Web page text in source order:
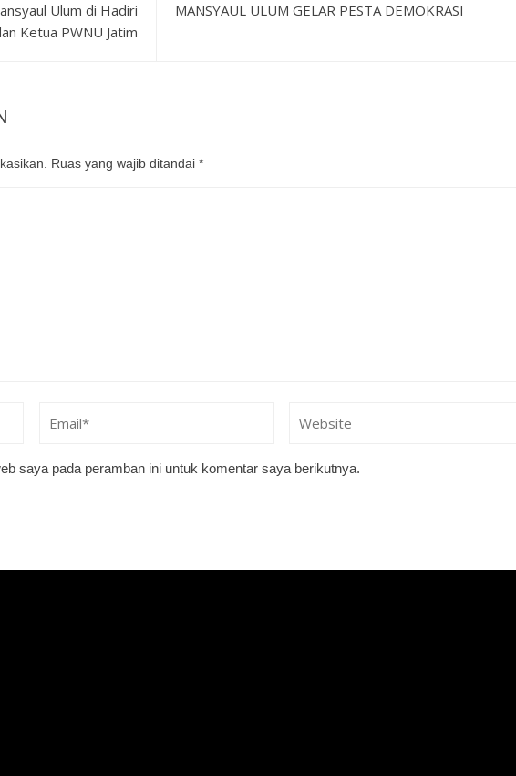
Ulum di Hadiri
Ketua PWNU Jatim
MANSYAUL ULUM GELAR PESTA DEMOKRASI
Ruas yang wajib ditandai *
saya pada peramban ini untuk komentar saya berikutnya.